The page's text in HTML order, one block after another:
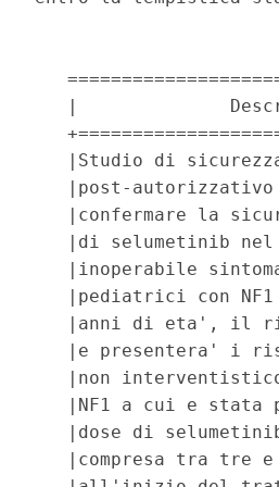
|
|Studio di
|post-
|confermare la
|di selumetinib
|inoperabile
|pediatrici con
|anni di eta', il
|e presentera' i
|non
|NF1 a cui e stata
|dose di
|compresa tra tre